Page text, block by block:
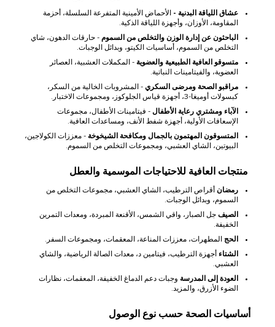
عشاق اللياقة البدنية - الأحماض الأمينية المتفرعة السلسلة، أحزمة
المقاومة، الأوزان، وأجهزة اللياقة الذكية.
الباحثون عن إدارة الوزن والتخلص من السموم - حارقات الدهون، شاي
التخلص من السموم، أساسيات الكيتو، وبدائل الوجبات.
متسوقو العافية الطبيعية والعضوية - المكملات العشبية، العصائر
العضوية، والفيتامينات النباتية.
مراقبو الصحة ومرضى السكري - المشروبات الخالية من السكر،
كبسولات أوميغا-3، أجهزة قياس الجلوكوز، ومجموعات الاختبار.
الآباء ومشتري رعاية الأطفال - فيتامينات الأطفال، مجموعات
الإسعافات الأولية، أجهزة شفط الأنف، ومساعدات العافية.
المتسوقون المهتمون بالجمال ومكافحة الشيخوخة - معززات الكولاجين،
البيوتين، الشاي العشبي، ومجموعات التخلص من السموم.
منتجات العافية للاحتياجات الموسمية والعطل
رمضان أقراص الترطيب، الشاي العشبي، مجموعات التخلص من
السموم، وبدائل الوجبات.
الصيف جل الصبار، واقي الشمس، الأقنعة المبردة، ومعدات التمرين
الخفيفة.
الحج المطهرات، معززات المناعة، المعقمات، ومجموعات السفر.
الشتاء أجهزة الترطيب، فيتامين د، معدات الصالة الرياضية، والشاي
العشبي.
العودة إلى المدرسة وجبات دعم الدماغ الخفيفة، المعقمات، نظارات
الضوء الأزرق، والمزيد.
أساسيات الصحة حسب نوع الوصول